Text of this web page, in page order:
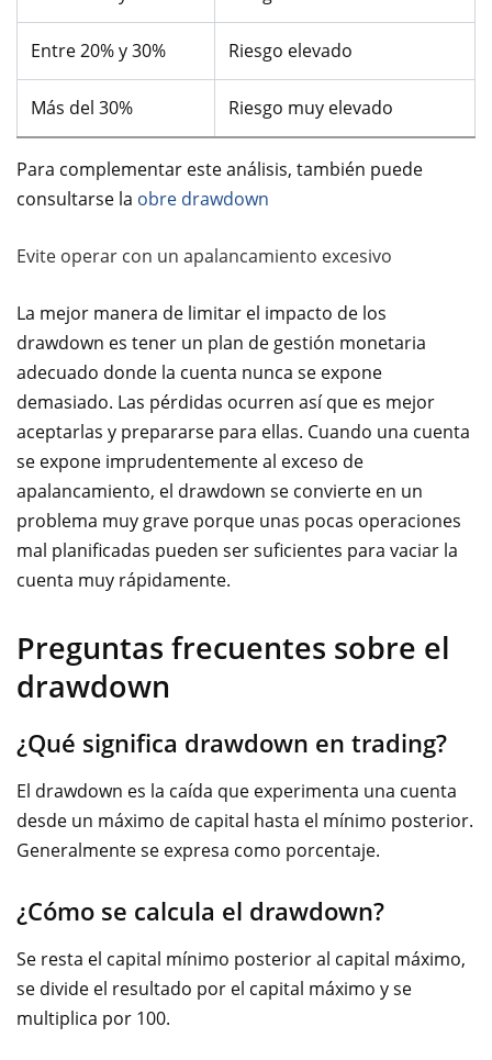
Entre 20% y 30% Riesgo elevado
Más del 30% Riesgo muy elevado
Para complementar este análisis, también puede
consultarse la obre drawdown
Evite operar con un apalancamiento excesivo
La mejor manera de limitar el impacto de los
drawdown es tener un plan de gestión monetaria
adecuado donde la cuenta nunca se expone
demasiado. Las pérdidas ocurren así que es mejor
aceptarlas y prepararse para ellas. Cuando una cuenta
se expone imprudentemente al exceso de
apalancamiento, el drawdown se convierte en un
problema muy grave porque unas pocas operaciones
mal planificadas pueden ser suficientes para vaciar la
cuenta muy rápidamente.
Preguntas frecuentes sobre el
drawdown
¿Qué significa drawdown en trading?
El drawdown es la caída que experimenta una cuenta
desde un máximo de capital hasta el mínimo posterior.
Generalmente se expresa como porcentaje.
¿Cómo se calcula el drawdown?
Se resta el capital mínimo posterior al capital máximo,
se divide el resultado por el capital máximo y se
multiplica por 100.